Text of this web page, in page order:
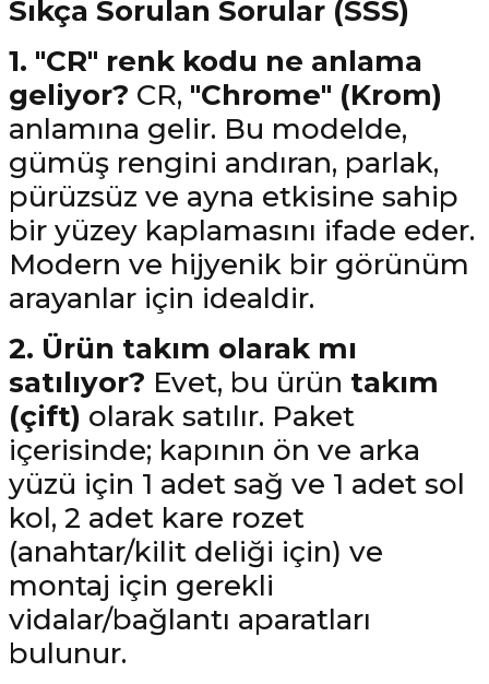
Sıkça Sorulan Sorular (SSS)
1. "CR" renk kodu ne anlama
geliyor? CR, "Chrome" (Krom)
anlamına gelir. Bu modelde,
gümüş rengini andıran, parlak,
pürüzsüz ve ayna etkisine sahip
bir yüzey kaplamasını ifade eder.
Modern ve hijyenik bir görünüm
arayanlar için idealdir.
2. Ürün takım olarak mı
satılıyor? Evet, bu ürün takım
(çift) olarak satılır. Paket
içerisinde; kapının ön ve arka
yüzü için 1 adet sağ ve 1 adet sol
kol, 2 adet kare rozet
(anahtar/kilit deliği için) ve
montaj için gerekli
vidalar/bağlantı aparatları
bulunur.